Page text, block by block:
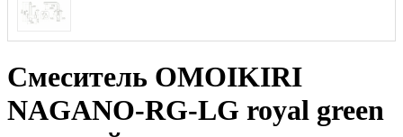
Смеситель OMOIKIRI
NAGANO-RG-LG royal green